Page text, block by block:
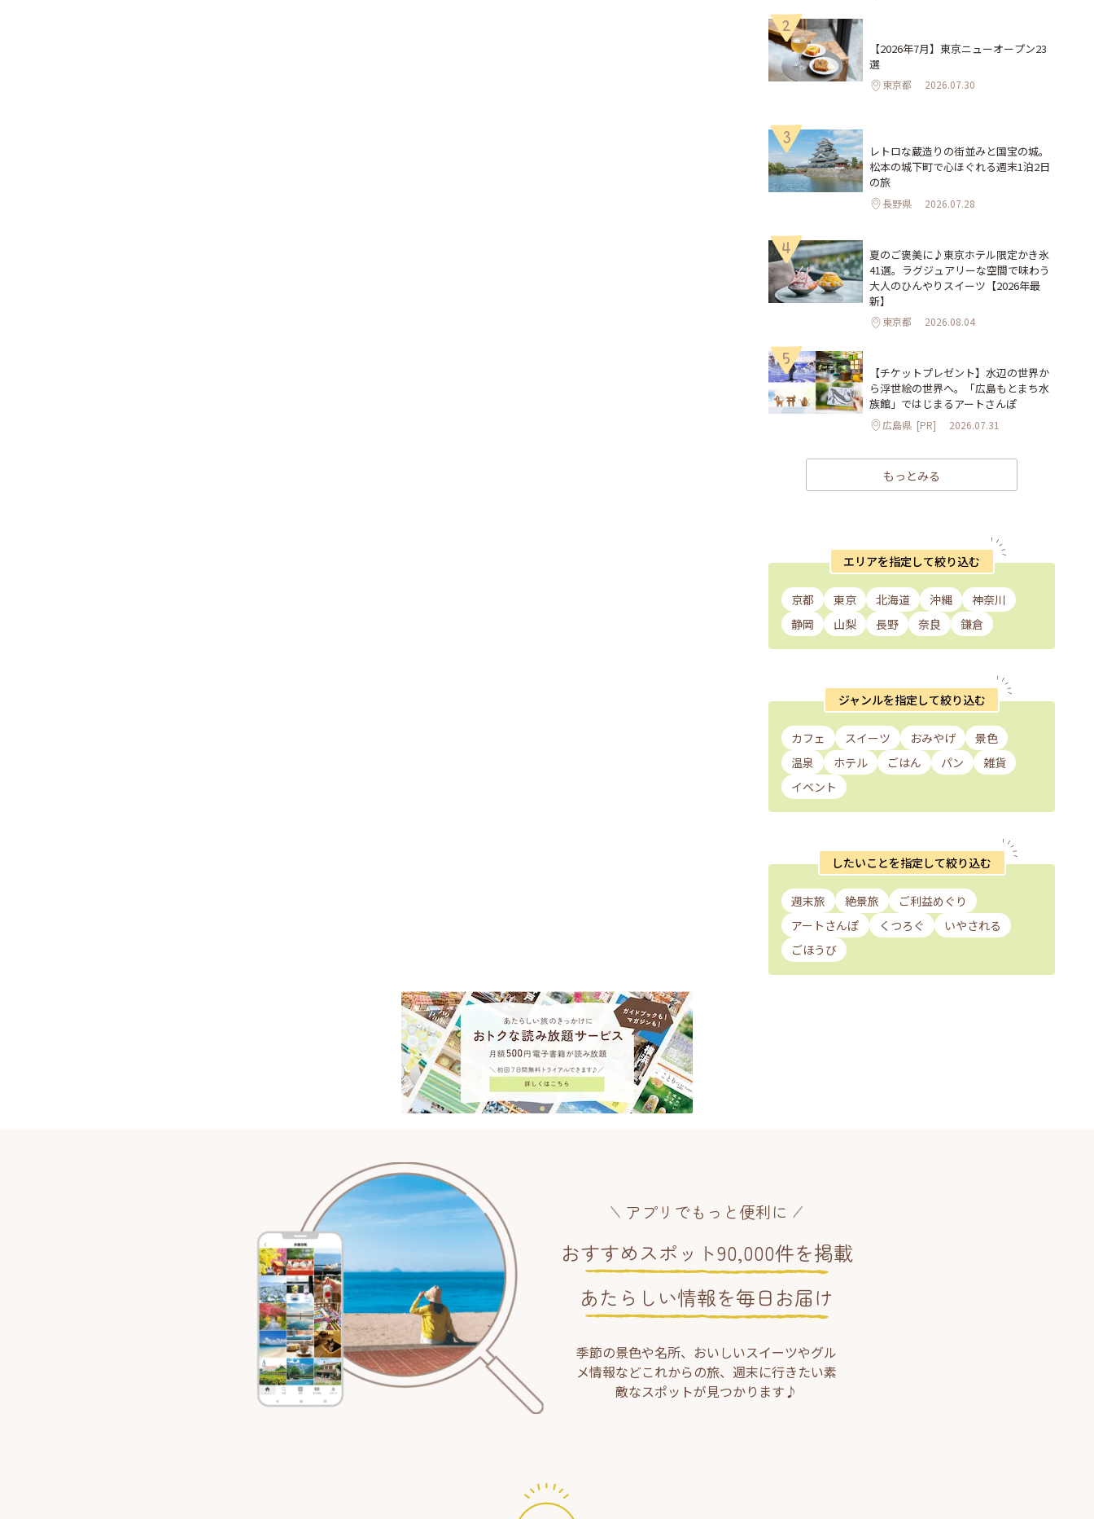
2
【2026年7月】東京ニューオープン23
選
東京都 2026.07.30
3
レトロな蔵造りの街並みと国宝の城。
松本の城下町で心ほぐれる週末1泊2日
の旅
長野県 2026.07.28
4
夏のご褒美に♪東京ホテル限定かき氷
41選。ラグジュアリーな空間で味わう
大人のひんやりスイーツ【2026年最
新】
東京都 2026.08.04
5
【チケットプレゼント】水辺の世界か
ら浮世絵の世界へ。「広島もとまち水
族館」ではじまるアートさんぽ
広島県 [PR] 2026.07.31
もっとみる
エリアを指定して絞り込む
京都 東京 北海道 沖縄
神奈川
静岡
山梨 長野 奈良 鎌倉
ジャンルを指定して絞り込む
カフェ スイーツ おみやげ
景色
温泉
ホテル ごはん パン
雑貨
イベント
したいことを指定して絞り込む
週末旅 絶景旅
ご利益めぐり
アートさんぽ
くつろぐ
いやされる
ごほうび
アプリでもっと便利に
おすすめスポット90,000件を掲載
あたらしい情報を毎日お届け
季節の景色や名所、おいしいスイーツやグル
メ情報などこれからの旅、週末に行きたい素
敵なスポットが見つかります♪